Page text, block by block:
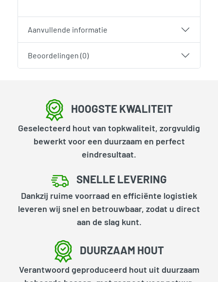
Aanvullende informatie
Beoordelingen (0)
HOOGSTE KWALITEIT
Geselecteerd hout van topkwaliteit, zorgvuldig
bewerkt voor een duurzaam en perfect
eindresultaat.
SNELLE LEVERING
Dankzij ruime voorraad en efficiënte logistiek
leveren wij snel en betrouwbaar, zodat u direct
aan de slag kunt.
DUURZAAM HOUT
Verantwoord geproduceerd hout uit duurzaam